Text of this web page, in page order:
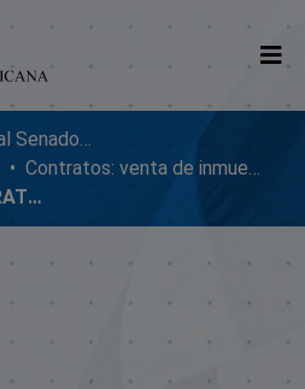
Repositorio Digital SenadoRD
Contratos: venta de inmuebles, enmiendas y donaciones
INFORME MIL CONTRATOS